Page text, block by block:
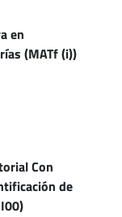
en
(MATf (i))
Con
de